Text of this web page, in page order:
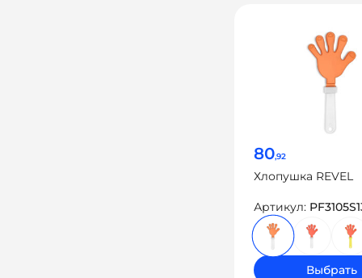
80,92
Хлопушка REVEL
Артикул:
Выбрать